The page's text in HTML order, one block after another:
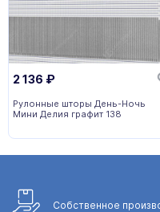
2 136 ₽
Рулонные шторы День-Ночь
Мини Делия графит 138
Собственное